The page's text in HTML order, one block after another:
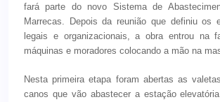
fará parte do novo Sistema de
Marrecas. Depois da reunião que definiu os
legais e organizacionais, a obra entrou na
máquinas e moradores colocando a mão na
Nesta primeira etapa foram abertas as
canos que vão abastecer a estação